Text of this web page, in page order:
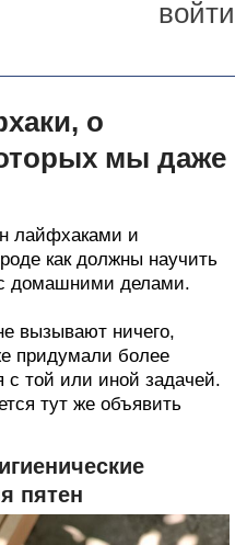
войти
о
мы даже
лайфхаками и
как должны научить
домашними делами.
вызывают ничего,
придумали более
с той или иной задачей.
тут же объявить
пятен